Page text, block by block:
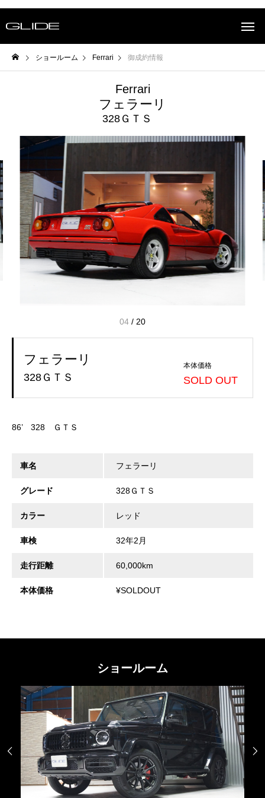
ショールーム Ferrari 御成約情報
Ferrari
フェラーリ
328ＧＴＳ
04 / 20
フェラーリ
328ＧＴＳ
本体価格
SOLD OUT
86’ 328 ＧＴＳ
車名 フェラーリ
グレード 328ＧＴＳ
カラー レッド
車検 32年2月
走行距離 60,000km
本体価格 ¥SOLDOUT
ショールーム
 